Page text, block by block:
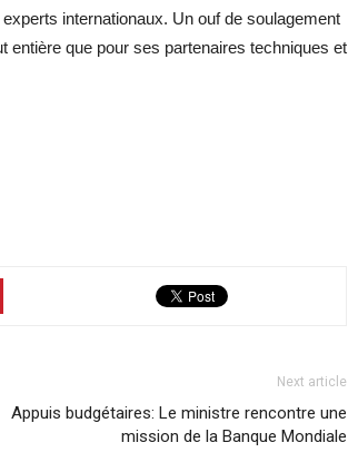
internationaux. Un ouf de soulagement
entière que pour ses partenaires techniques et
Next article
Appuis budgétaires: Le ministre rencontre une
mission de la Banque Mondiale